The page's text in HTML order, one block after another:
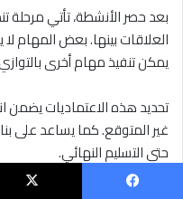
بعد حصر الأنشطة، تأتي
العلاقات بينها. بعض المهام لا
يمكن تنفيذ مهام أخرى
تحديد هذه الاعتماديات يضمن
غير المتوقع. كما يساعد على
حتى التسليم النهائي.